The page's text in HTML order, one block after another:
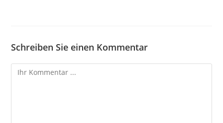
Schreiben Sie einen Kommentar